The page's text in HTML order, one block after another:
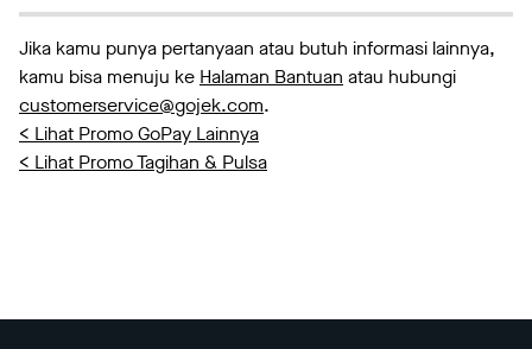
Jika kamu punya pertanyaan atau butuh informasi lainnya,
kamu bisa menuju ke Halaman Bantuan atau hubungi
customerservice@gojek.com.
< Lihat Promo GoPay Lainnya
< Lihat Promo Tagihan & Pulsa